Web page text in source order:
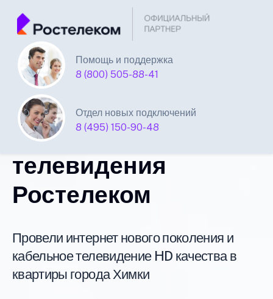
Помощь и поддержка
8 (800) 505-88-41
Отдел новых подключений
8 (495) 150-90-48
Единая Система
Подключений
интернета и
телевидения
Ростелеком
Провели интернет нового поколения и
кабельное телевидение HD качества в
квартиры города Химки